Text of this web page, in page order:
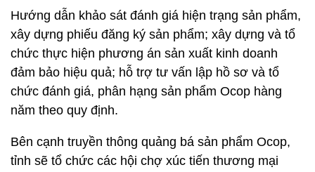
Hướng dẫn khảo sát đánh giá hiện trạng sản phẩm,
xây dựng phiếu đăng ký sản phẩm; xây dựng và tổ
chức thực hiện phương án sản xuất kinh doanh
đảm bảo hiệu quả; hỗ trợ tư vấn lập hồ sơ và tổ
chức đánh giá, phân hạng sản phẩm Ocop hàng
năm theo quy định.
Bên cạnh truyền thông quảng bá sản phẩm Ocop,
tỉnh sẽ tổ chức các hội chợ xúc tiến thương mại